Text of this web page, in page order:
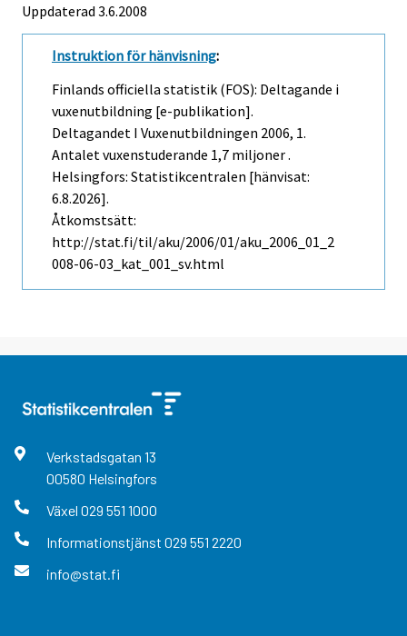
Uppdaterad 3.6.2008
Instruktion för hänvisning:
Finlands officiella statistik (FOS): Deltagande i
vuxenutbildning [e-publikation].
Deltagandet I Vuxenutbildningen 2006, 1.
Antalet vuxenstuderande 1,7 miljoner .
Helsingfors: Statistikcentralen [hänvisat:
6.8.2026].
Åtkomstsätt:
http://stat.fi/til/aku/2006/01/aku_2006_01_2
008-06-03_kat_001_sv.html
Verkstadsgatan 13
00580 Helsingfors
Växel 029 551 1000
Informationstjänst 029 551 2220
info@stat.fi